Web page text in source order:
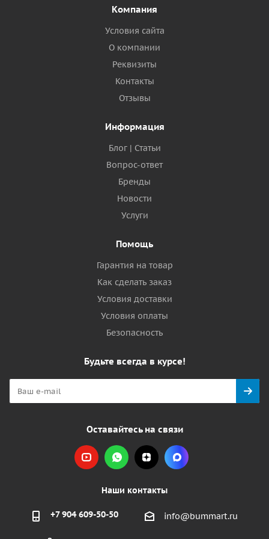
Компания
Условия сайта
О компании
Реквизиты
Контакты
Отзывы
Информация
Блог | Статьи
Вопрос-ответ
Бренды
Новости
Услуги
Помощь
Гарантия на товар
Как сделать заказ
Условия доставки
Условия оплаты
Безопасность
Будьте всегда в курсе!
Оставайтесь на связи
Наши контакты
+7 904 609-50-50 info@bummart.ru